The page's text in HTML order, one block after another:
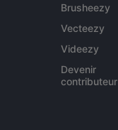
Brusheezy
Vecteezy
Videezy
Devenir
contributeur